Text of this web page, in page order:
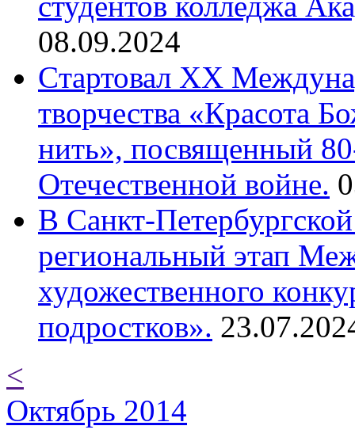
08.09.2024
Cтартовал XX
творчества «Красота
нить», посвященный
Отечественной войне.
В Санкт-
региональный этап
художественного
подростков».
<
Октябрь 2014